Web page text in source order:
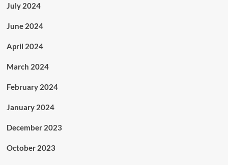
July 2024
June 2024
April 2024
March 2024
February 2024
January 2024
December 2023
October 2023